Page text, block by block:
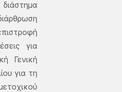
για
Γενική
για τη